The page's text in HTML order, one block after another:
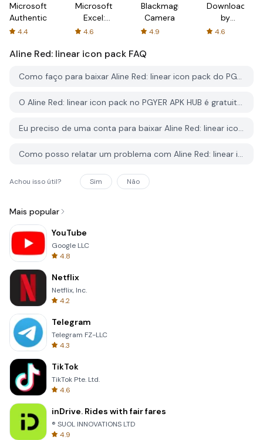
Microsoft
Authenticator
4.4
Microsoft
Excel:
Spreadsheets
4.6
Blackmagic
Camera
4.9
Downloader
by
AFTVnews
4.6
Aline Red: linear icon pack FAQ
Como faço para baixar Aline Red: linear icon pack do PGYER APK HUB?
O Aline Red: linear icon pack no PGYER APK HUB é gratuito para baixar?
Eu preciso de uma conta para baixar Aline Red: linear icon pack do PGYER APK HUB?
Como posso relatar um problema com Aline Red: linear icon pack no PGYER APK HUB?
Achou isso útil? Sim Não
Mais popular
YouTube
Google LLC
4.8
Netflix
Netflix, Inc.
4.2
Telegram
Telegram FZ-LLC
4.3
TikTok
TikTok Pte. Ltd.
4.6
inDrive. Rides with fair fares
® SUOL INNOVATIONS LTD
4.9